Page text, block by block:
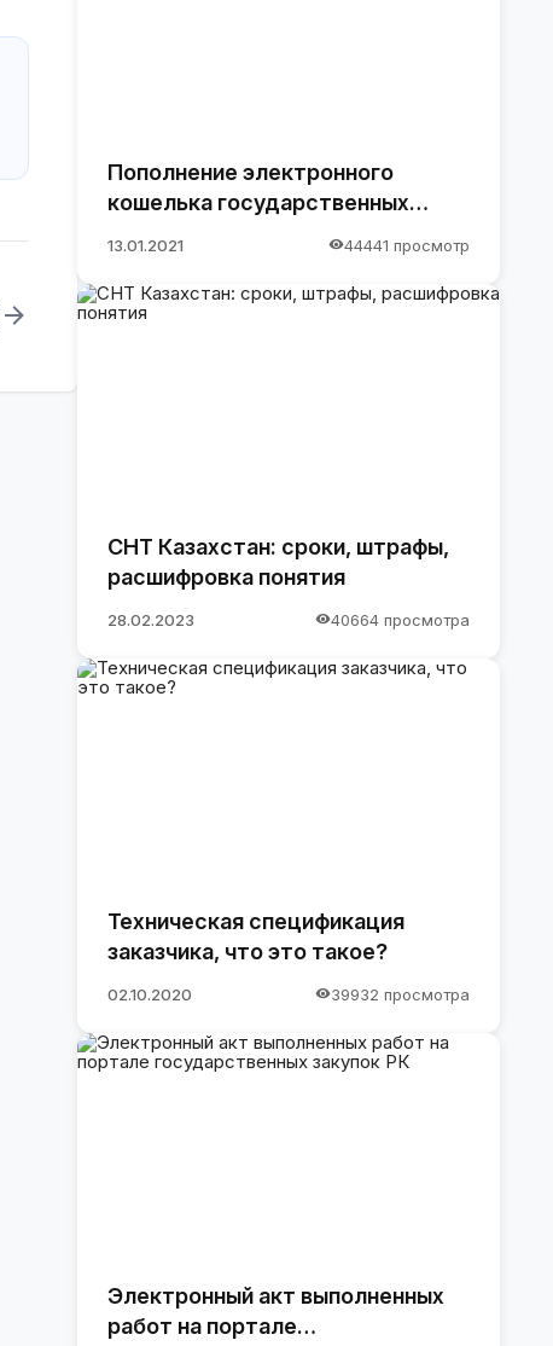
Пополнение электронного
кошелька государственных
13.01.2021 44441 просмотр
СНТ Казахстан: сроки, штрафы,
расшифровка понятия
28.02.2023 40664 просмотра
Техническая спецификация
заказчика, что это такое?
02.10.2020 39932 просмотра
Электронный акт выполненных
работ на портале